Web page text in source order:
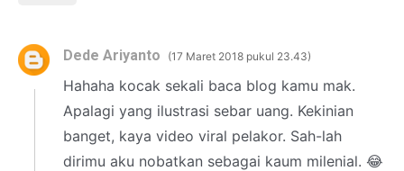
Dede Ariyanto 17 Maret 2018 pukul 23.43
Hahaha kocak sekali baca blog kamu mak.
Apalagi yang ilustrasi sebar uang. Kekinian
banget, kaya video viral pelakor. Sah-lah
dirimu aku nobatkan sebagai kaum milenial. 😂